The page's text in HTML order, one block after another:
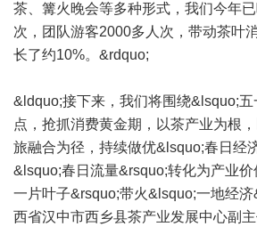
茶、篝火晚会等多种形式，我们今年
次，团队游客2000多人次，带动茶叶
长了约10%。&rdquo;
&ldquo;接下来，我们将围绕&lsquo;
点，抢抓消费黄金期，以茶产业为根
旅融合为径，持续做优&lsquo;春日经
&lsquo;春日流量&rsquo;转化为产业
一片叶子&rsquo;带火&lsquo;一地经
西省汉中市西乡县茶产业发展中心副主